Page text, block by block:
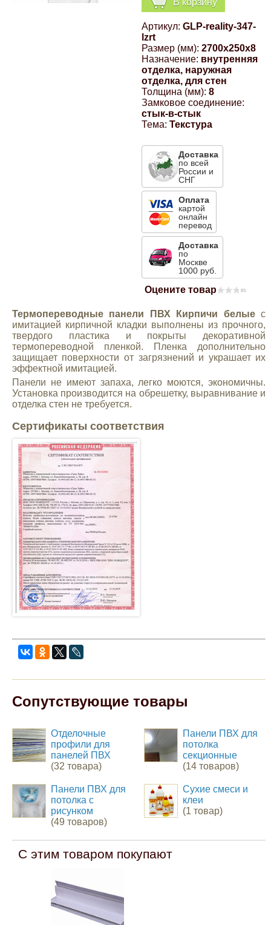
Артикул: GLP-reality-347-
lzrt
Размер (мм): 2700x250x8
Назначение: внутренняя
отделка, наружная
отделка, для стен
Толщина (мм): 8
Замковое соединение:
стык-в-стык
Тема: Текстура
Доставка
по всей
России и
СНГ
Оплата
картой
онлайн
перевод
Доставка
по
Москве
1000 руб.
Оцените товар (0)
Термопереводные панели ПВХ Кирпичи белыес
имитацией кирпичной кладки выполнены из прочного,
твердого пластика и покрыты декоративной
термопереводной пленкой. Пленка дополнительно
защищает поверхности от загрязнений и украшает их
эффектной имитацией.
Панели не имеют запаха, легко моются, экономичны.
Установка производится на обрешетку, выравнивание и
отделка стен не требуется.
Сертификаты соответствия
Сопутствующие товары
Отделочные
профили для
панелей ПВХ
(32 товара)
Панели ПВХ для
потолка
секционные
(14 товаров)
Панели ПВХ для
потолка с
рисунком
(49 товаров)
Сухие смеси и
клеи
(1 товар)
С этим товаром покупают
Компрессионные фитинги Poliext
Opel
Renault
Suzuki
Toyota
Volkswagen
УАЗ
Дополнительные товары
Эмали универсальные акриловые
Магнитные панели на холодильник